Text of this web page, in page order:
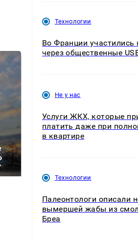
Технологии
Во Франции
через общественные
Не у нас
Услуги ЖКХ, которые
платить даже при
в квартире
Технологии
Палеонтологи описали
вымершей жабы из
Бреа